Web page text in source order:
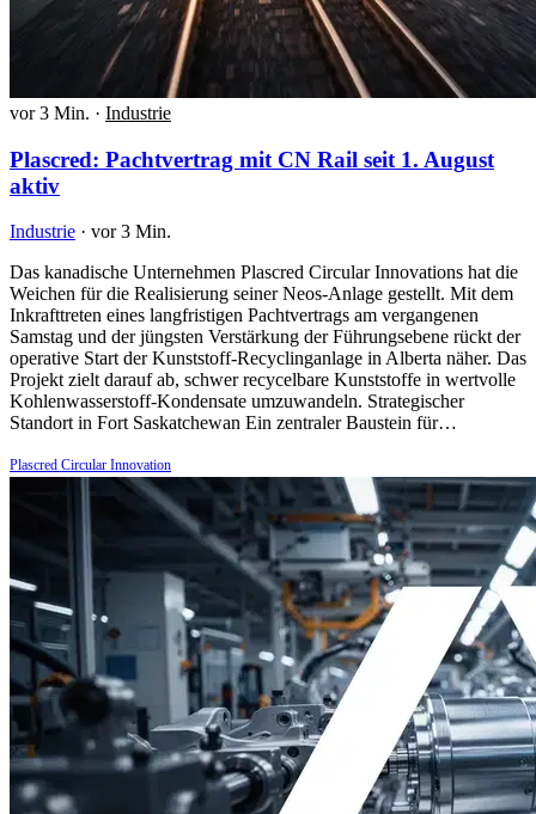
vor 3 Min. · Industrie
Plascred: Pachtvertrag mit CN Rail seit 1. August
aktiv
Industrie · vor 3 Min.
Das kanadische Unternehmen Plascred Circular Innovations hat die
Weichen für die Realisierung seiner Neos-Anlage gestellt. Mit dem
Inkrafttreten eines langfristigen Pachtvertrags am vergangenen
Samstag und der jüngsten Verstärkung der Führungsebene rückt der
operative Start der Kunststoff-Recyclinganlage in Alberta näher. Das
Projekt zielt darauf ab, schwer recycelbare Kunststoffe in wertvolle
Kohlenwasserstoff-Kondensate umzuwandeln. Strategischer
Standort in Fort Saskatchewan Ein zentraler Baustein für…
Plascred Circular Innovation